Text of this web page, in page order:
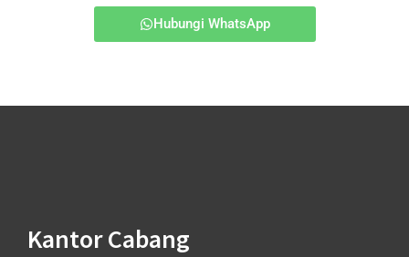
Hubungi WhatsApp
Kantor Cabang